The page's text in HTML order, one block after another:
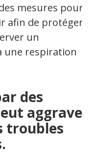
mesures pour
afin de protéger
un
une respiration
des
aggraver
troubles